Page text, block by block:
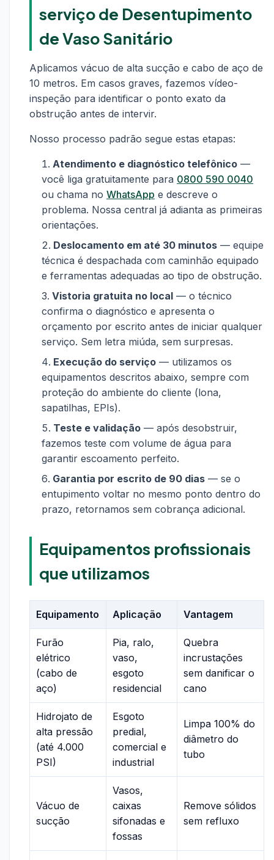
serviço de Desentupimento
de Vaso Sanitário
Aplicamos vácuo de alta sucção e cabo de aço de
10 metros. Em casos graves, fazemos vídeo-
inspeção para identificar o ponto exato da
obstrução antes de intervir.
Nosso processo padrão segue estas etapas:
Atendimento e diagnóstico telefônico —
você liga gratuitamente para 0800 590 0040
ou chama no WhatsApp e descreve o
problema. Nossa central já adianta as primeiras
orientações.
Deslocamento em até 30 minutos — equipe
técnica é despachada com caminhão equipado
e ferramentas adequadas ao tipo de obstrução.
Vistoria gratuita no local — o técnico
confirma o diagnóstico e apresenta o
orçamento por escrito antes de iniciar qualquer
serviço. Sem letra miúda, sem surpresas.
Execução do serviço — utilizamos os
equipamentos descritos abaixo, sempre com
proteção do ambiente do cliente (lona,
sapatilhas, EPIs).
Teste e validação — após desobstruir,
fazemos teste com volume de água para
garantir escoamento perfeito.
Garantia por escrito de 90 dias — se o
entupimento voltar no mesmo ponto dentro do
prazo, retornamos sem cobrança adicional.
Equipamentos profissionais
que utilizamos
Equipamento Aplicação Vantagem
Furão
elétrico
(cabo de
aço)
Pia, ralo,
vaso,
esgoto
residencial
Quebra
incrustações
sem danificar o
cano
Hidrojato de
alta pressão
(até 4.000
PSI)
Esgoto
predial,
comercial e
industrial
Limpa 100% do
diâmetro do
tubo
Vácuo de
sucção
Vasos,
caixas
sifonadas e
fossas
Remove sólidos
sem refluxo